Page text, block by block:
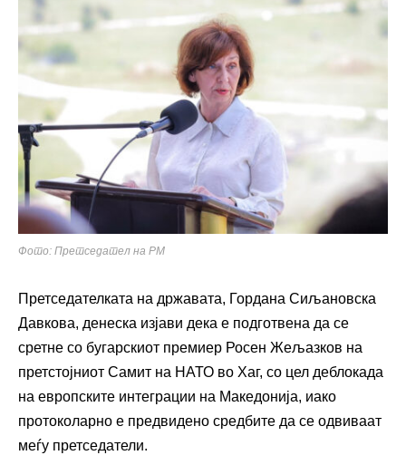
Фото: Претседател на РМ
Претседателката на државата, Гордана Сиљановска
Давкова, денеска изјави дека е подготвена да се
сретне со бугарскиот премиер Росен Жељазков на
претстојниот Самит на НАТО во Хаг, со цел деблокада
на европските интеграции на Македонија, иако
протоколарно е предвидено средбите да се одвиваат
меѓу претседатели.